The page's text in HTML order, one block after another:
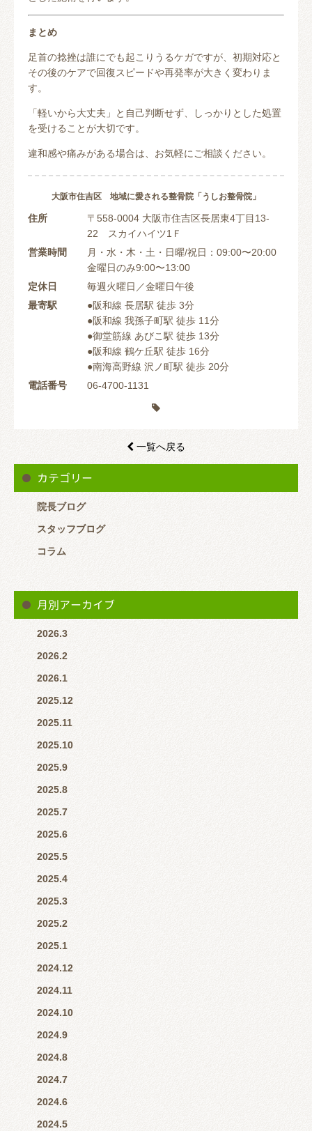
まとめ
足首の捻挫は誰にでも起こりうるケガですが、初期対応と
その後のケアで回復スピードや再発率が大きく変わりま
す。
「軽いから大丈夫」と自己判断せず、しっかりとした処置
を受けることが大切です。
違和感や痛みがある場合は、お気軽にご相談ください。
大阪市住吉区 地域に愛される整骨院「うしお整骨院」
住所
〒558-0004 大阪市住吉区長居東4丁目13-
22 スカイハイツ1Ｆ
営業時間
月・水・木・土・日曜/祝日：09:00〜20:00
金曜日のみ9:00〜13:00
定休日
毎週火曜日／金曜日午後
最寄駅
●阪和線 長居駅 徒歩 3分
●阪和線 我孫子町駅 徒歩 11分
●御堂筋線 あびこ駅 徒歩 13分
●阪和線 鶴ケ丘駅 徒歩 16分
●南海高野線 沢ノ町駅 徒歩 20分
電話番号
06-4700-1131

 一覧へ戻る
カテゴリー
院長ブログ
スタッフブログ
コラム
月別アーカイブ
2026.3
2026.2
2026.1
2025.12
2025.11
2025.10
2025.9
2025.8
2025.7
2025.6
2025.5
2025.4
2025.3
2025.2
2025.1
2024.12
2024.11
2024.10
2024.9
2024.8
2024.7
2024.6
2024.5